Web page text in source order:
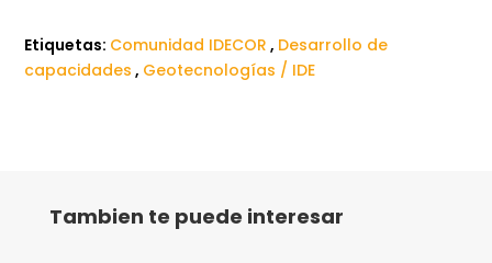
Etiquetas: Comunidad IDECOR , Desarrollo de
capacidades , Geotecnologías / IDE
Tambien te puede interesar